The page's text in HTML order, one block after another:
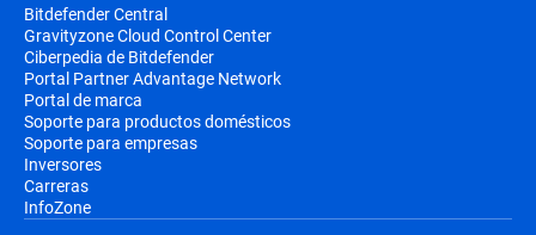
Bitdefender Central
Gravityzone Cloud Control Center
Ciberpedia de Bitdefender
Portal Partner Advantage Network
Portal de marca
Soporte para productos domésticos
Soporte para empresas
Inversores
Carreras
InfoZone